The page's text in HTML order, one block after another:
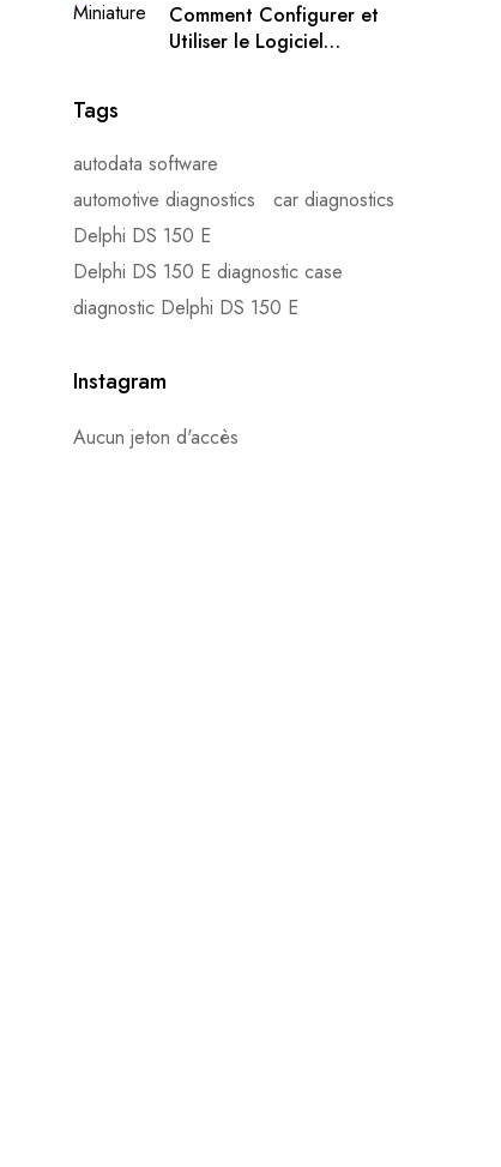
Comment Configurer et
Utiliser le Logiciel
Tags
autodata software
automotive diagnostics
car diagnostics
Delphi DS 150 E
Delphi DS 150 E diagnostic case
diagnostic Delphi DS 150 E
Instagram
Aucun jeton d'accès